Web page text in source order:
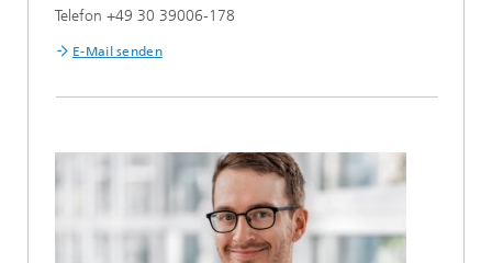
Telefon +49 30 39006-178
E-Mail senden